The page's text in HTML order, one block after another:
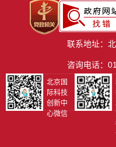
联系地址：
咨询电话：
北京国
际科技
创新中
心微信